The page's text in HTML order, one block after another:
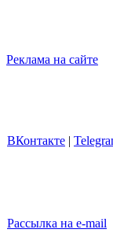
Реклама на сайте
ВКонтакте |
Рассылка на e-mail